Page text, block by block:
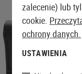
zalecenie) lub
cookie.
ochrony danych.
USTAWIENIA